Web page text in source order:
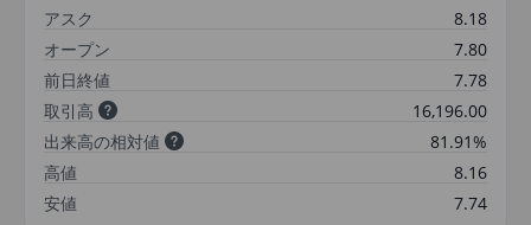
アスク
8.18
オープン
7.80
前日終値
7.78
取引高
16,196.00
出来高の相対値
81.91%
高値
8.16
安値
7.74